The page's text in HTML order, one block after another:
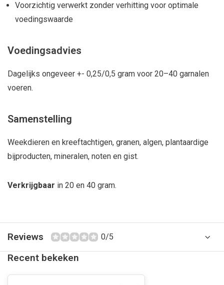
Voorzichtig verwerkt zonder verhitting voor optimale
voedingswaarde
Voedingsadvies
Dagelijks ongeveer +- 0,25/0,5 gram voor 20–40 garnalen
voeren.
Samenstelling
Weekdieren en kreeftachtigen, granen, algen, plantaardige
bijproducten, mineralen, noten en gist.
Verkrijgbaar in 20 en 40 gram.
Reviews 0/5
Recent bekeken